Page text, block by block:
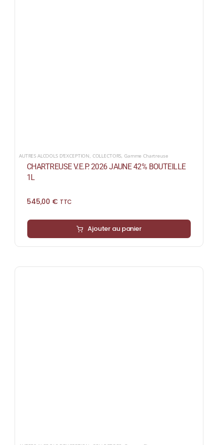
AUTRES ALCOOLS D'EXCEPTION, COLLECTORS, Gamme Chartreuse
CHARTREUSE V.E.P. 2026 JAUNE 42% BOUTEILLE
1L
545,00 € TTC
Ajouter au panier